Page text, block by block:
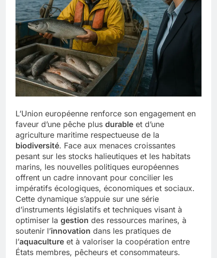
L’Union européenne renforce son engagement en
faveur d’une pêche plus durable et d’une
agriculture maritime respectueuse de la
biodiversité. Face aux menaces croissantes
pesant sur les stocks halieutiques et les habitats
marins, les nouvelles politiques européennes
offrent un cadre innovant pour concilier les
impératifs écologiques, économiques et sociaux.
Cette dynamique s’appuie sur une série
d’instruments législatifs et techniques visant à
optimiser la gestion des ressources marines, à
soutenir l’innovation dans les pratiques de
l’aquaculture et à valoriser la coopération entre
États membres, pêcheurs et consommateurs.